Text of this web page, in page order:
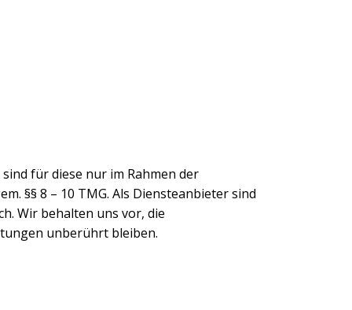
für diese nur im Rahmen der
§§ 8 – 10 TMG. Als Diensteanbieter sind
Wir behalten uns vor, die
unberührt bleiben.